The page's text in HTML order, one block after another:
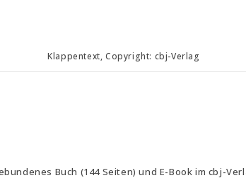
Klappentext, Copyright: cbj-Verlag
Buch (144 Seiten) und E-Book im cbj-